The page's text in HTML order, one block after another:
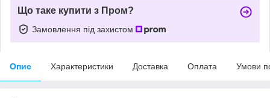
Що таке купити з Пром?
Замовлення під захистом
Опис Характеристики Доставка Оплата Умови